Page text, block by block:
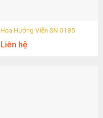
Hoa Hướng Viễn SN 0185
Liên hệ